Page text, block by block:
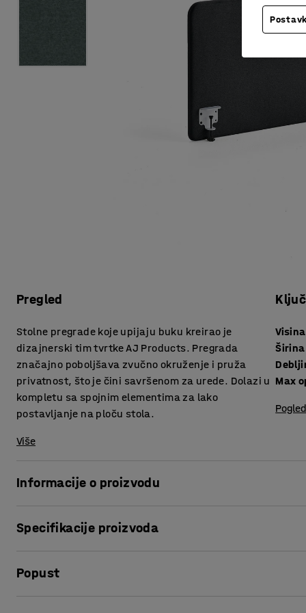
Pregled
Stolne pregrade koje upijaju buku kreirao je
dizajnerski tim tvrtke AJ Products. Pregrada
značajno poboljšava zvučno okruženje i pruža
privatnost, što je čini savršenom za urede. Dolazi u
kompletu sa spojnim elementima za lako
postavljanje na ploču stola.
Više
Visina
Širina
Max
Informacije o proizvodu
Pregrade su odlične za stvaranje privatnih, tiših radnih
Pregrade možete opremiti praktičnim policama (prodaju
Specifikacije proizvoda
Širina: 1600
Popust